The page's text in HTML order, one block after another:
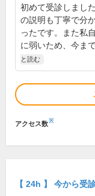
初めて受診しまし
の説明も丁寧で分
ったです。また私
に弱いため、今まで
と読む
アクセス数※
【 24h 】 今から受